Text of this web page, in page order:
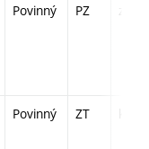
Povinný PZ zá,zk
Povinný ZT